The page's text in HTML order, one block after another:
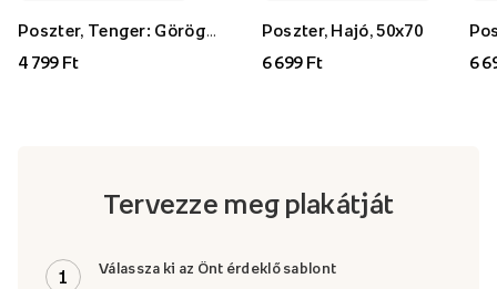
4 799 Ft
Poszter, Hajó, 50x70
6 699 Ft
6
Tervezze meg plakátját
1 Válassza ki az Önt érdeklő sablont